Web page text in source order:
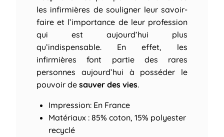
les infirmières de souligner leur savoir-
faire et l’importance de leur profession
qui est aujourd’hui plus
qu’indispensable. En effet, les
infirmières font partie des rares
personnes aujourd’hui à posséder le
pouvoir de sauver des vies.
Impression: En France
Matériaux : 85% coton, 15% polyester
recyclé